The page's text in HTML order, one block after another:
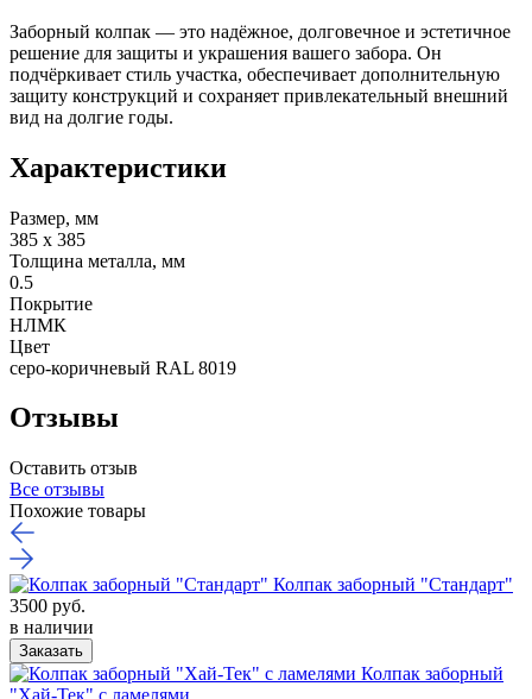
Заборный колпак — это надёжное, долговечное и эстетичное
решение для защиты и украшения вашего забора. Он
подчёркивает стиль участка, обеспечивает дополнительную
защиту конструкций и сохраняет привлекательный внешний
вид на долгие годы.
Характеристики
Размер, мм
385 х 385
Толщина металла, мм
0.5
Покрытие
НЛМК
Цвет
серо-коричневый RAL 8019
Отзывы
Оставить отзыв
Все отзывы
Похожие товары
Колпак заборный "Стандарт"
3500 руб.
в наличии
Заказать
Колпак заборный